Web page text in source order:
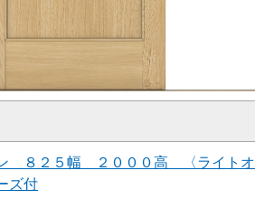
８２５幅 ２０００高 〈ライトオ
ズ付